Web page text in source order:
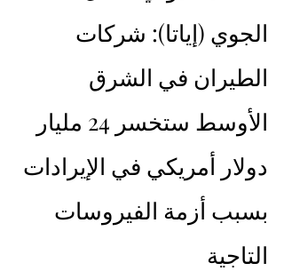
الجوي (إياتا): شركات
الطيران في الشرق
الأوسط ستخسر 24 مليار
دولار أمريكي في الإيرادات
بسبب أزمة الفيروسات
التاجية